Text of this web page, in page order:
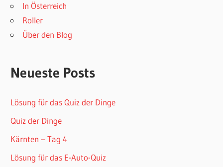
In Österreich
Roller
Über den Blog
Neueste Posts
Lösung für das Quiz der Dinge
Quiz der Dinge
Kärnten – Tag 4
Lösung für das E-Auto-Quiz